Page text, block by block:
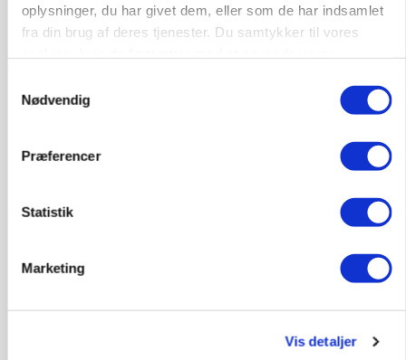
oplysninger, du har givet dem, eller som de har indsamlet
fra din brug af deres tjenester. Du samtykker til vores
Nødvendig
Præferencer
Statistik
Marketing
Vis detaljer
Opret agent
Se alle jobs
Elevplads tilbydes ved Ringkøbing /
Trainee placement Ringkøbing
dræn/entreprenørarbejde.
NY 06. aug.